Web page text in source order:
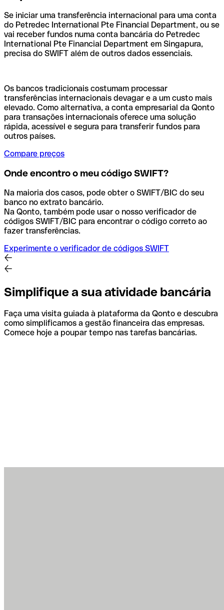
Se iniciar uma transferência internacional para uma conta
do Petredec International Pte Financial Department, ou se
vai receber fundos numa conta bancária do Petredec
International Pte Financial Department em Singapura,
precisa do SWIFT além de outros dados essenciais.
Os bancos tradicionais costumam processar
transferências internacionais devagar e a um custo mais
elevado. Como alternativa, a conta empresarial da Qonto
para transações internacionais oferece uma solução
rápida, acessível e segura para transferir fundos para
outros países.
Compare preços
Onde encontro o meu código SWIFT?
Na maioria dos casos, pode obter o SWIFT/BIC do seu
banco no extrato bancário.
Na Qonto, também pode usar o nosso verificador de
códigos SWIFT/BIC para encontrar o código correto ao
fazer transferências.
Experimente o verificador de códigos SWIFT
Simplifique a sua atividade bancária
Faça uma visita guiada à plataforma da Qonto e descubra
como simplificamos a gestão financeira das empresas.
Comece hoje a poupar tempo nas tarefas bancárias.